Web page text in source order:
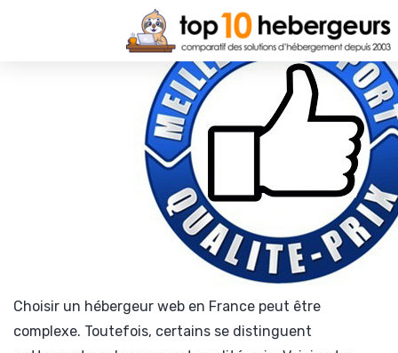
Choisir un hébergeur web en France peut être
complexe. Toutefois, certains se distinguent